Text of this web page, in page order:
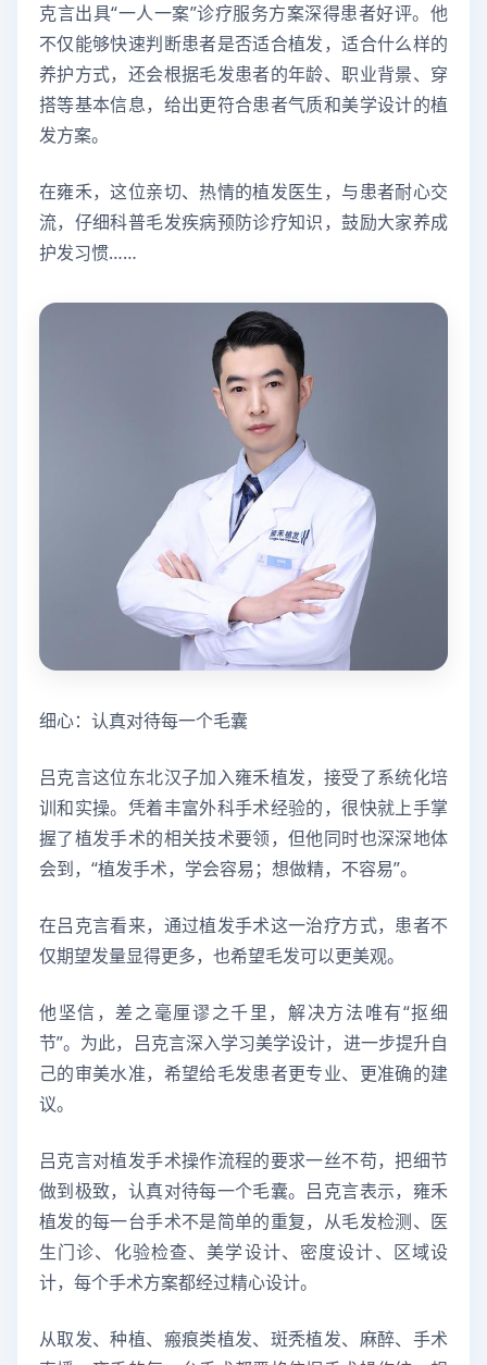
克言出具“一人一案”诊疗服务方案深得患者好评。他
不仅能够快速判断患者是否适合植发，适合什么样的
养护方式，还会根据毛发患者的年龄、职业背景、穿
搭等基本信息，给出更符合患者气质和美学设计的植
发方案。
在雍禾，这位亲切、热情的植发医生，与患者耐心交
流，仔细科普毛发疾病预防诊疗知识，鼓励大家养成
护发习惯……
细心：认真对待每一个毛囊
吕克言这位东北汉子加入雍禾植发，接受了系统化培
训和实操。凭着丰富外科手术经验的，很快就上手掌
握了植发手术的相关技术要领，但他同时也深深地体
会到，“植发手术，学会容易；想做精，不容易”。
在吕克言看来，通过植发手术这一治疗方式，患者不
仅期望发量显得更多，也希望毛发可以更美观。
他坚信，差之毫厘谬之千里，解决方法唯有“抠细
节”。为此，吕克言深入学习美学设计，进一步提升自
己的审美水准，希望给毛发患者更专业、更准确的建
议。
吕克言对植发手术操作流程的要求一丝不苟，把细节
做到极致，认真对待每一个毛囊。吕克言表示，雍禾
植发的每一台手术不是简单的重复，从毛发检测、医
生门诊、化验检查、美学设计、密度设计、区域设
计，每个手术方案都经过精心设计。
从取发、种植、瘢痕类植发、斑秃植发、麻醉、手术